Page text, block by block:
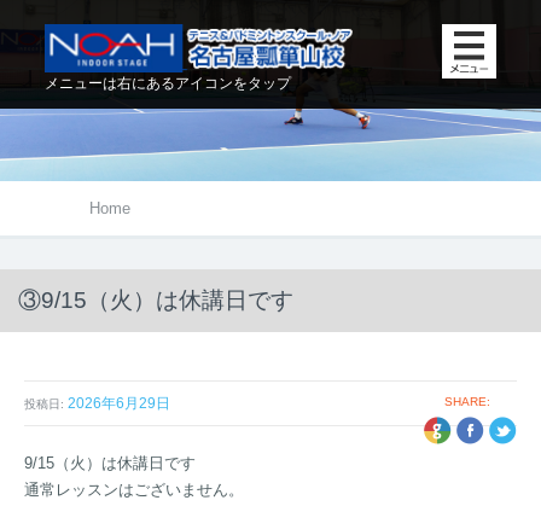
メニューは右にあるアイコンをタップ
Home
③9/15（火）は休講日です
SHARE:
投稿日: 2026年6月29日
9/15（火）は休講日です
通常レッスンはございません。